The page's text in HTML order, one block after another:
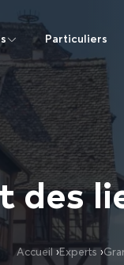
Particuliers
des
Accueil ›Experts ›